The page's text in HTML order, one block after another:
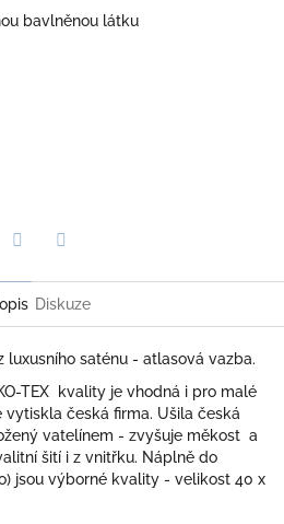
bavlněnou látku
Diskuze
saténu - atlasová vazba.
TEX kvality je vhodná i pro malé
česká firma. Ušila česká
vatelínem - zvyšuje měkost a
šití i z vnitřku. Náplně do
jsou výborné kvality - velikost 40 x